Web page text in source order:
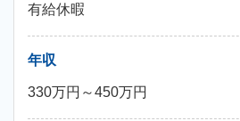
有給休暇
年収
330万円～450万円